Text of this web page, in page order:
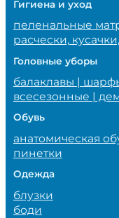
Гигиена и уход
пеленальные
расчески,
Головные уборы
балаклавы |
всесезонные |
Обувь
анатомическая
пинетки
Одежда
блузки
боди